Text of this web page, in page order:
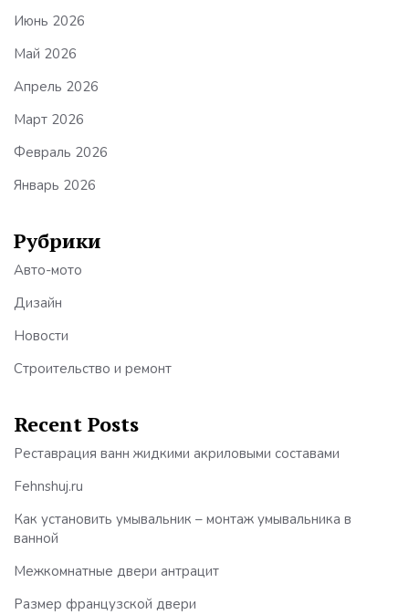
Июнь 2026
Май 2026
Апрель 2026
Март 2026
Февраль 2026
Январь 2026
Рубрики
Авто-мото
Дизайн
Новости
Строительство и ремонт
Recent Posts
Реставрация ванн жидкими акриловыми составами
Fehnshuj.ru
Как установить умывальник – монтаж умывальника в
ванной
Межкомнатные двери антрацит
Размер французской двери